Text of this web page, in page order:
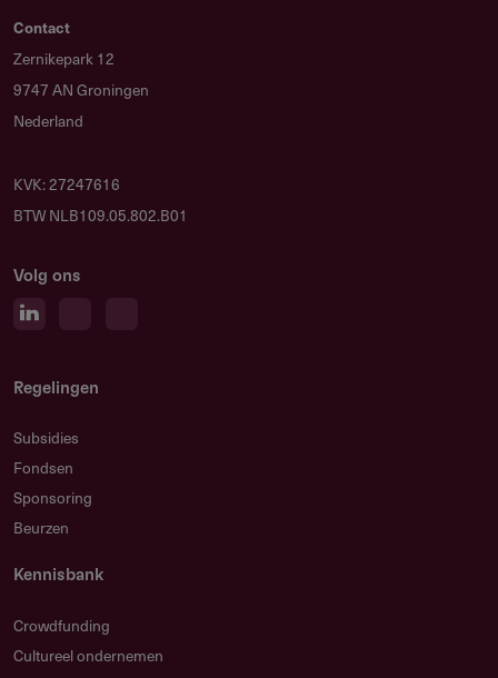
Contact
Zernikepark 12
9747 AN Groningen
Nederland
KVK: 27247616
BTW NLB109.05.802.B01
Volg ons
Regelingen
Subsidies
Fondsen
Sponsoring
Beurzen
Kennisbank
Crowdfunding
Cultureel ondernemen